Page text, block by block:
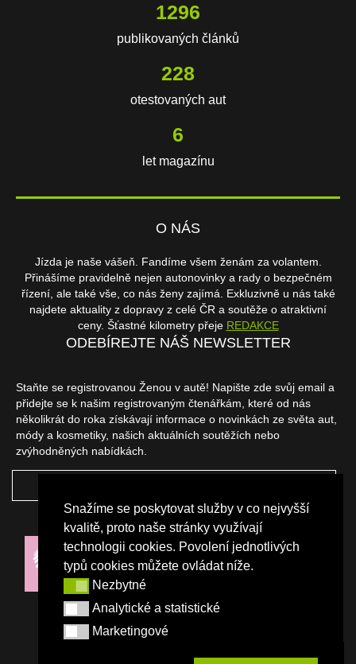
Snažíme se poskytovat služby v co nejvyšší
kvalitě, proto naše stránky využívají
technologii cookies. Povolení jednotlivých
typů cookies můžete ovládat níže.
NezbytnéNezbytné
Analytické a statistické
Analytické a statistické
Marketingové
Marketingové
1646
publikovaných článků
290
otestovaných aut
8
let magazínu
O NÁS
Jízda je naše vášeň. Fandíme všem ženám za volantem.
Přinášíme pravidelně nejen autonovinky a rady o bezpečném
řízení, ale také vše, co nás ženy zajímá. Exkluzivně u nás také
najdete aktuality z dopravy z celé ČR a soutěže o atraktivní
ceny. Šťastné kilometry přeje REDAKCE
ODEBÍREJTE NÁŠ NEWSLETTER
Staňte se registrovanou Ženou v autě! Napište zde svůj email a
přidejte se k našim registrovaným čtenářkám, které od nás
několikrát do roka získávají informace o novinkách ze světa aut,
módy a kosmetiky, našich aktuálních soutěžích nebo
zvýhodněných nabídkách.
NAŠI PARTNEŘI